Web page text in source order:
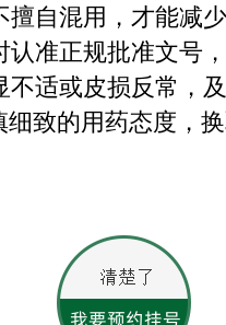
擅自混用，才能减
认准正规批准文号
不适或皮损反常，
细致的用药态度，